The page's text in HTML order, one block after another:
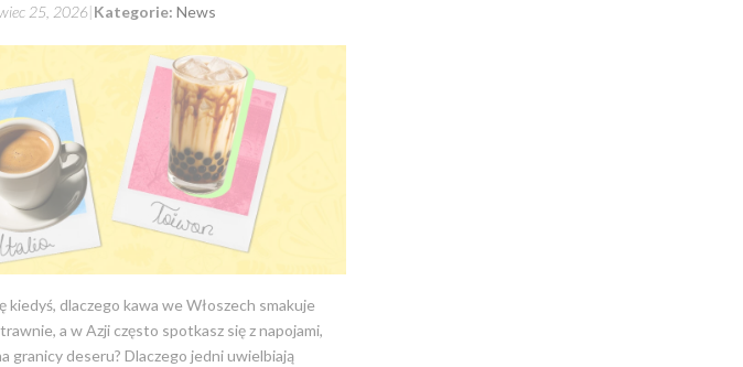
25, 2026 Kategorie: News
kiedyś, dlaczego kawa we Włoszech smakuje
a w Azji często spotkasz się z napojami,
granicy deseru? Dlaczego jedni uwielbiają